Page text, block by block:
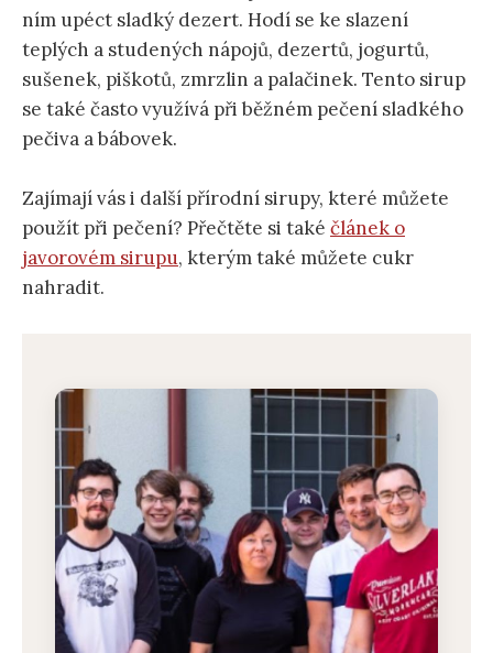
ním upéct sladký dezert. Hodí se ke slazení
teplých a studených nápojů, dezertů, jogurtů,
sušenek, piškotů, zmrzlin a palačinek. Tento sirup
se také často využívá při běžném pečení sladkého
pečiva a bábovek.
Zajímají vás i další přírodní sirupy, které můžete
použít při pečení? Přečtěte si také článek o
javorovém sirupu, kterým také můžete cukr
nahradit.